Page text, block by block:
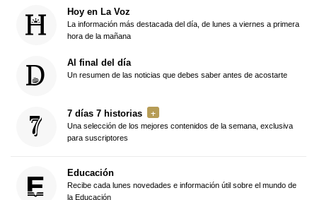
Hoy en La Voz
La información más destacada del día, de lunes a viernes a primera
hora de la mañana
Al final del día
Un resumen de las noticias que debes saber antes de acostarte
7 días 7 historias
Una selección de los mejores contenidos de la semana, exclusiva
para suscriptores
Educación
Recibe cada lunes novedades e información útil sobre el mundo de
la Educación